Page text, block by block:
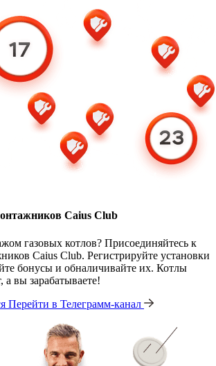
Caius Club
газовых котлов? Присоединяйтесь к
Caius Club. Регистрируйте установки
бонусы и обналичивайте их. Котлы
а вы зарабатываете!
Перейти в Телеграмм-канал